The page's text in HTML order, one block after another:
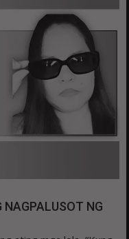
NAGPALUSOT NG